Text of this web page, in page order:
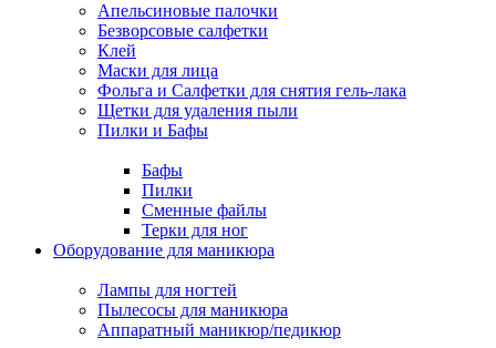
Апельсиновые палочки
Безворсовые салфетки
Клей
Маски для лица
Фольга и Салфетки для снятия гель-лака
Щетки для удаления пыли
Пилки и Бафы
Бафы
Пилки
Сменные файлы
Терки для ног
Оборудование для маникюра
Лампы для ногтей
Пылесосы для маникюра
Аппаратный маникюр/педикюр